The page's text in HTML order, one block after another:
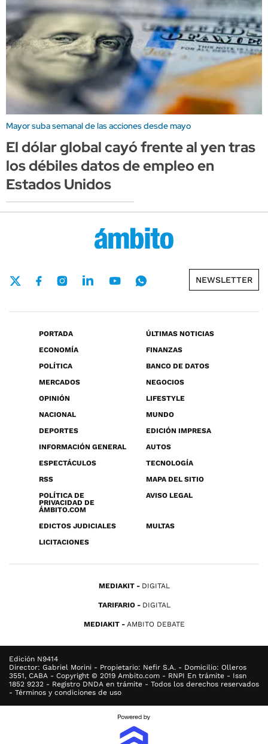
Mayor suba semanal de las acciones desde mayo
El dólar global cayó frente al yen tras
los débiles datos de empleo en
Estados Unidos
NEWSLETTER
PORTADA
ÚLTIMAS NOTICIAS
ECONOMÍA
FINANZAS
POLÍTICA
BANCO DE DATOS
MERCADOS
NEGOCIOS
OPINIÓN
LIFESTYLE
NACIONAL
MUNDO
DEPORTES
EDICIÓN IMPRESA
INFORMACIÓN GENERAL
AUTOS
ESPECTÁCULOS
TECNOLOGÍA
RSS
MAPA DEL SITIO
POLÍTICA DE
PRIVACIDAD DE
ÁMBITO.COM
AVISO LEGAL
EDICTOS JUDICIALES
MULTAS
LICITACIONES
MEDIAKIT DIGITAL
TARIFARIO DIGITAL
MEDIAKIT AMBITO DEBATE
Edición N9414
Director: Gabriel Morini - Propietario: Nefir S.A. - Domicilio: Olleros
3551, CABA - Copyright © 2019 Ambito.com - RNPI En trámite - Issn
1852 9232 - Registro DNDA en trámite - Todos los derechos reservados
- Términos y condiciones de uso